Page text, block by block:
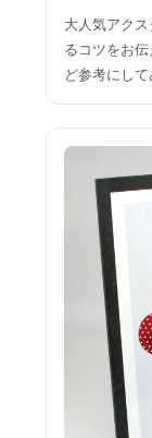
大人気アク
るコツをお
ど参考にして